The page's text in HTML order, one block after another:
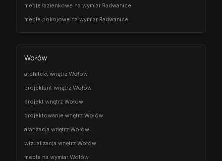
meble łazienkowe na wymiar Radwanice
meble pokojowe na wymiar Radwanice
Wołów
architekt wnętrz Wołów
projektant wnętrz Wołów
projekt wnętrz Wołów
projektowanie wnętrz Wołów
aranżacja wnętrz Wołów
wizualizacja wnętrz Wołów
meble na wymiar Wołów